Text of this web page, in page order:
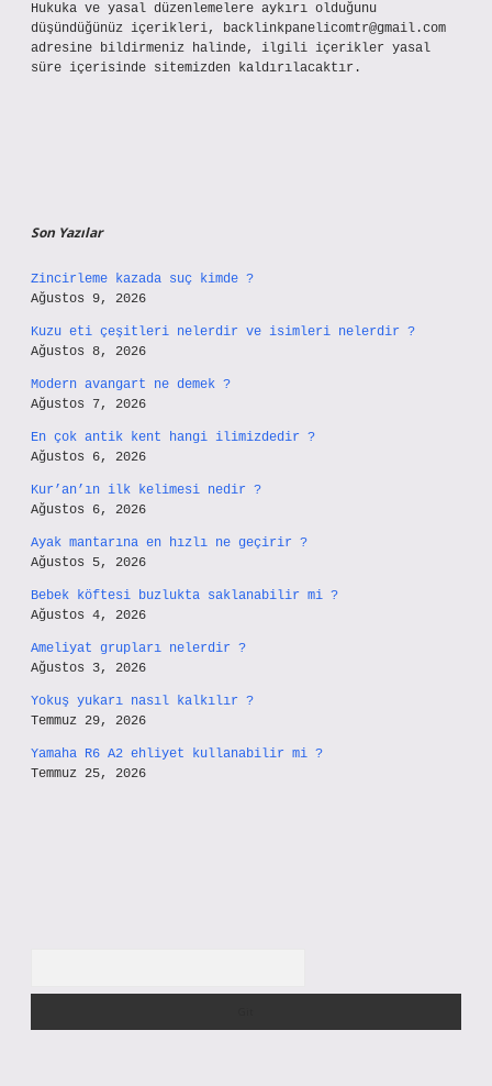
Hukuka ve yasal düzenlemelere aykırı olduğunu
düşündüğünüz içerikleri, backlinkpanelicomtr@gmail.com
adresine bildirmeniz halinde, ilgili içerikler yasal
süre içerisinde sitemizden kaldırılacaktır.
Son Yazılar
Zincirleme kazada suç kimde ?
Ağustos 9, 2026
Kuzu eti çeşitleri nelerdir ve isimleri nelerdir ?
Ağustos 8, 2026
Modern avangart ne demek ?
Ağustos 7, 2026
En çok antik kent hangi ilimizdedir ?
Ağustos 6, 2026
Kur’an’ın ilk kelimesi nedir ?
Ağustos 6, 2026
Ayak mantarına en hızlı ne geçirir ?
Ağustos 5, 2026
Bebek köftesi buzlukta saklanabilir mi ?
Ağustos 4, 2026
Ameliyat grupları nelerdir ?
Ağustos 3, 2026
Yokuş yukarı nasıl kalkılır ?
Temmuz 29, 2026
Yamaha R6 A2 ehliyet kullanabilir mi ?
Temmuz 25, 2026